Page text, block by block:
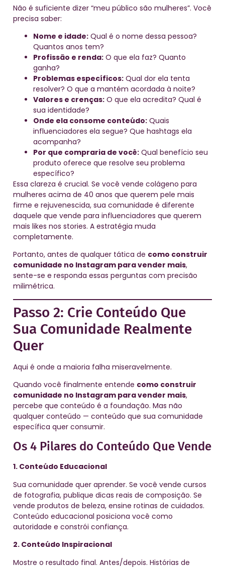
Não é suficiente dizer “meu público são mulheres”. Você
precisa saber:
Nome e idade: Qual é o nome dessa pessoa?
Quantos anos tem?
Profissão e renda: O que ela faz? Quanto
ganha?
Problemas específicos: Qual dor ela tenta
resolver? O que a mantém acordada à noite?
Valores e crenças: O que ela acredita? Qual é
sua identidade?
Onde ela consome conteúdo: Quais
influenciadores ela segue? Que hashtags ela
acompanha?
Por que compraria de você: Qual benefício seu
produto oferece que resolve seu problema
específico?
Essa clareza é crucial. Se você vende colágeno para
mulheres acima de 40 anos que querem pele mais
firme e rejuvenescida, sua comunidade é diferente
daquele que vende para influenciadores que querem
mais likes nos stories. A estratégia muda
completamente.
Portanto, antes de qualquer tática de como construir
comunidade no Instagram para vender mais,
sente-se e responda essas perguntas com precisão
milimétrica.
Passo 2: Crie Conteúdo Que
Sua Comunidade Realmente
Quer
Aqui é onde a maioria falha miseravelmente.
Quando você finalmente entende como construir
comunidade no Instagram para vender mais,
percebe que conteúdo é a foundação. Mas não
qualquer conteúdo — conteúdo que sua comunidade
específica quer consumir.
Os 4 Pilares do Conteúdo Que Vende
1. Conteúdo Educacional
Sua comunidade quer aprender. Se você vende cursos
de fotografia, publique dicas reais de composição. Se
vende produtos de beleza, ensine rotinas de cuidados.
Conteúdo educacional posiciona você como
autoridade e constrói confiança.
2. Conteúdo Inspiracional
Mostre o resultado final. Antes/depois. Histórias de